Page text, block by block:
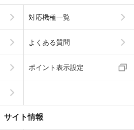
対応機種一覧
よくある質問
ポイント表示設定
サイト情報